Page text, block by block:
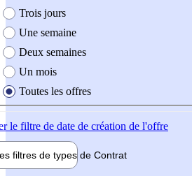
Trois jours
Une semaine
Deux semaines
Un mois
Toutes les offres
le filtre de date de création de l'offre
filtres de types de Contrat